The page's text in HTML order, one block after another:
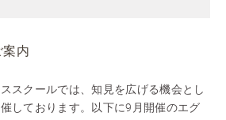
内
スクールでは、知見を広げる機会とし
しております。以下に9月開催のエグ